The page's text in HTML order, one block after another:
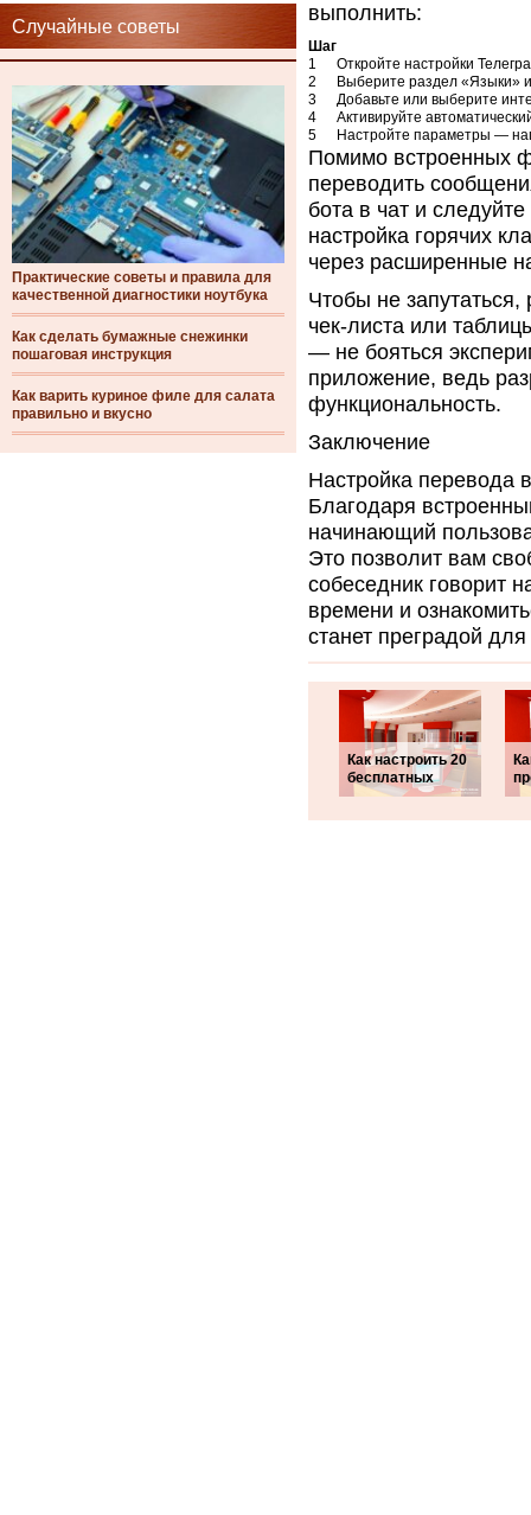
Случайные советы
Практические советы и правила для
качественной диагностики ноутбука
Как сделать бумажные снежинки
пошаговая инструкция
Как варить куриное филе для салата
правильно и вкусно
выполнить:
Шаг
1
Откройте настройки
2
Выберите раздел «Языки»
3
Добавьте или выберите
4
Активируйте
5
Настройте параметры —
Помимо встроенных
переводить
бота в чат и
настройка горячих
через расширенные
Чтобы не
чек-листа или
— не бояться
приложение, ведь
функциональность.
Заключение
Настройка перевода
Благодаря
начинающий
Это позволит вам
собеседник говорит
времени и
станет преградой
Как настроить 20
бесплатных